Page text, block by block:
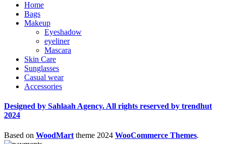
Home
Bags
Makeup
Eyeshadow
eyeliner
Mascara
Skin Care
Sunglasses
Casual wear
Accessories
Designed by Sahlaah Agency. All rights reserved by trendhut
2024
Based on WoodMart theme 2024 WooCommerce Themes.